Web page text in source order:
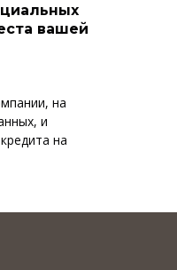
вашей
на
и
на